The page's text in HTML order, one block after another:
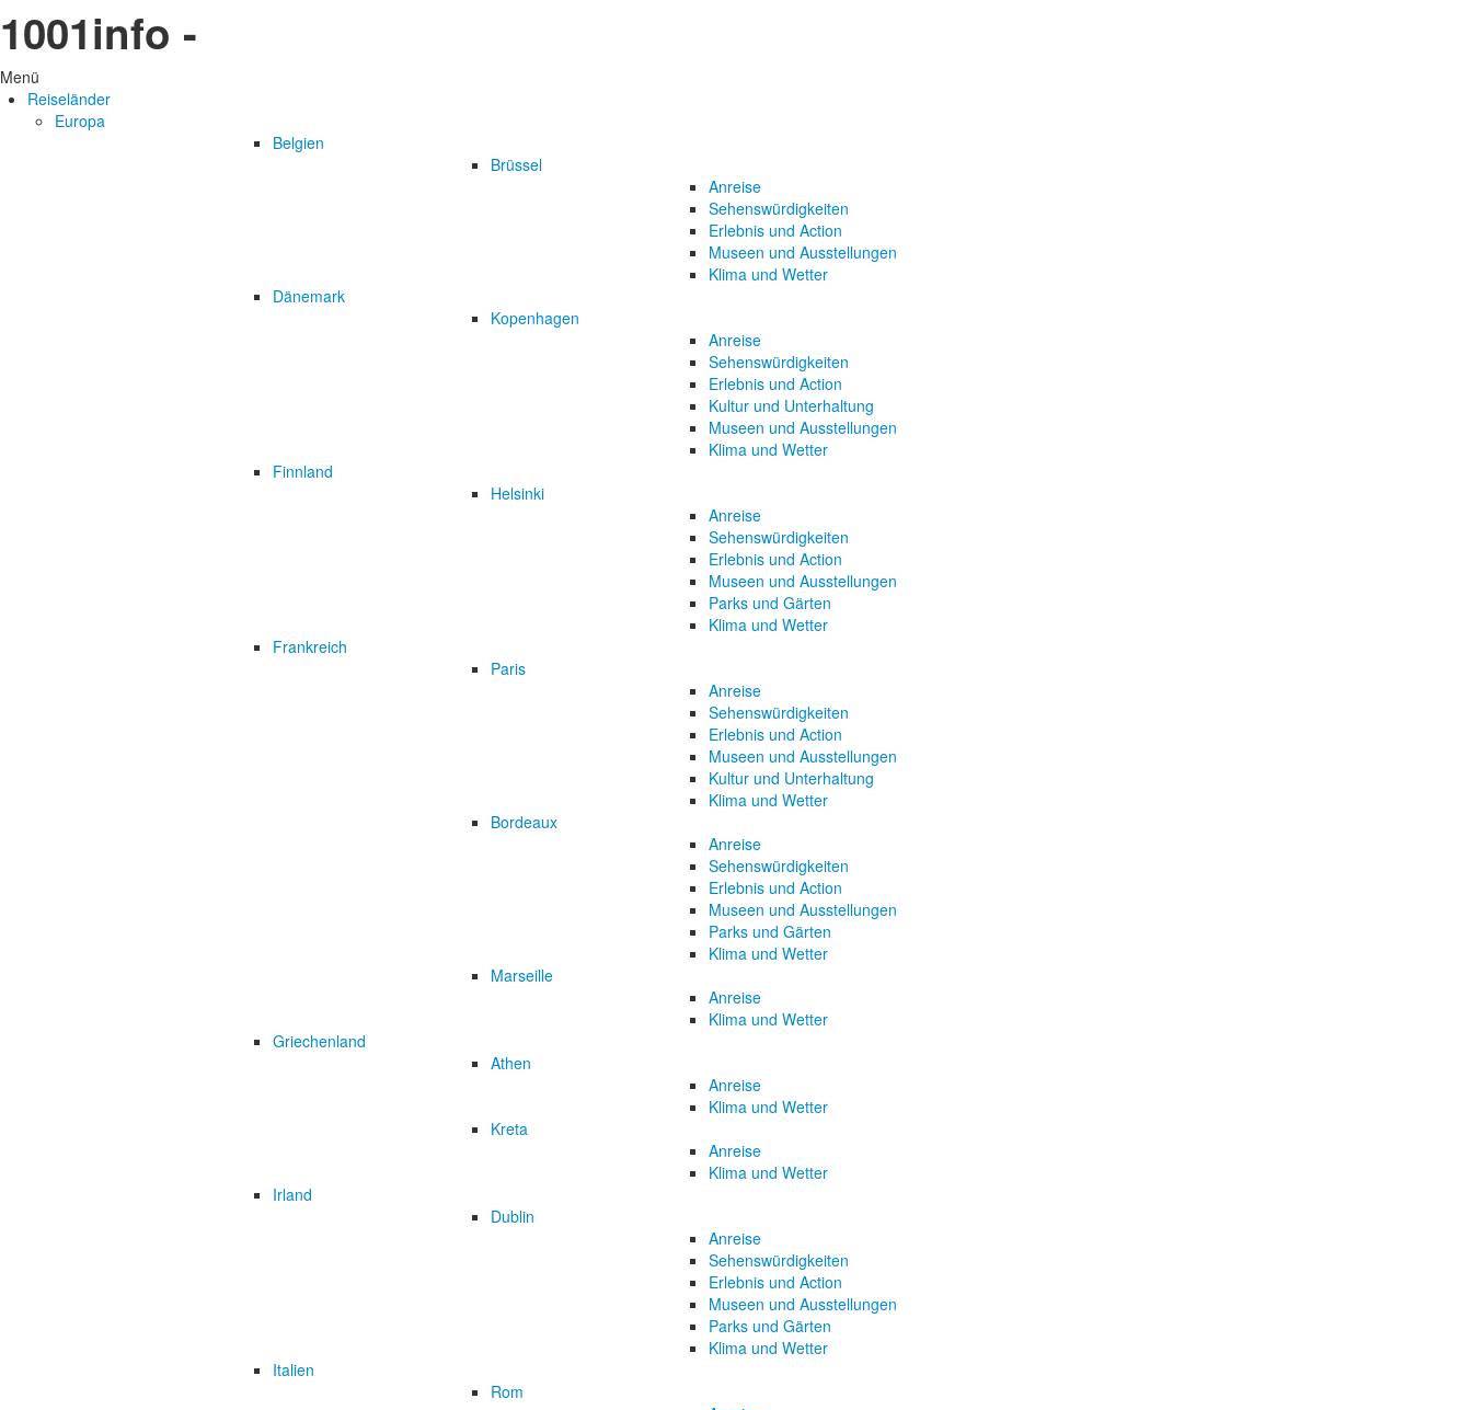
1001info -
Menü
Reiseländer
Europa
Belgien
Brüssel
Anreise
Sehenswürdigkeiten
Erlebnis und Action
Museen und Ausstellungen
Klima und Wetter
Dänemark
Kopenhagen
Anreise
Sehenswürdigkeiten
Erlebnis und Action
Kultur und Unterhaltung
Museen und Ausstellungen
Klima und Wetter
Finnland
Helsinki
Anreise
Sehenswürdigkeiten
Erlebnis und Action
Museen und Ausstellungen
Parks und Gärten
Klima und Wetter
Frankreich
Paris
Anreise
Sehenswürdigkeiten
Erlebnis und Action
Museen und Ausstellungen
Kultur und Unterhaltung
Klima und Wetter
Bordeaux
Anreise
Sehenswürdigkeiten
Erlebnis und Action
Museen und Ausstellungen
Parks und Gärten
Klima und Wetter
Marseille
Anreise
Klima und Wetter
Griechenland
Athen
Anreise
Klima und Wetter
Kreta
Anreise
Klima und Wetter
Irland
Dublin
Anreise
Sehenswürdigkeiten
Erlebnis und Action
Museen und Ausstellungen
Parks und Gärten
Klima und Wetter
Italien
Rom